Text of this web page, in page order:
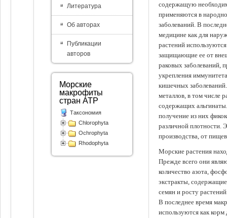
содержащую
применяются в
заболеваний. В
медицине как для
растений
защищающие ее от
раковых заболеваний,
укрепления
кишечных
металлов, в том числе
содержащих
получение из них
различной плотности.
производства, от
Морские растения
Прежде всего они
количество азота,
экстракты,
семян и росту
В последнее время
используются как
Литература
Об авторах
Публикации
авторов
Морские
макрофиты
стран АТР
Таксономия
Chlorophyta
Ochrophyta
Rhodophyta